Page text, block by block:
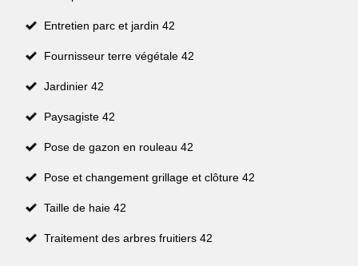
Entretien parc et jardin 42
Fournisseur terre végétale 42
Jardinier 42
Paysagiste 42
Pose de gazon en rouleau 42
Pose et changement grillage et clôture 42
Taille de haie 42
Traitement des arbres fruitiers 42